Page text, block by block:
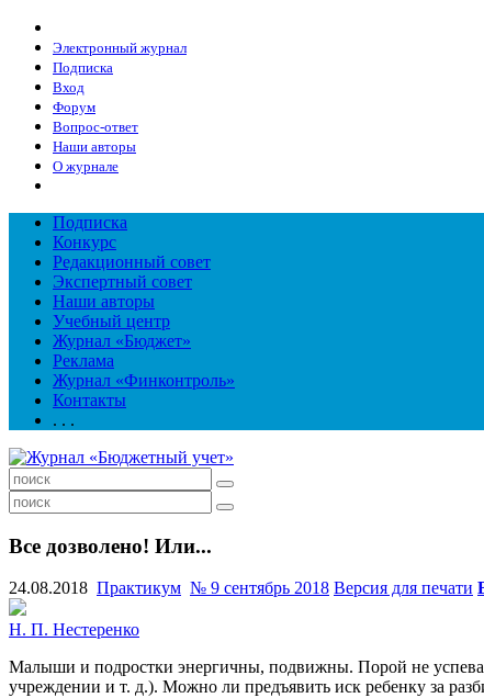
Электронный журнал
Подписка
Вход
Форум
Вопрос-ответ
Наши авторы
О журнале
Подписка
Конкурс
Редакционный совет
Экспертный совет
Наши авторы
Учебный центр
Журнал «Бюджет»
Реклама
Журнал «Финконтроль»
Контакты
. . .
Все дозволено! Или...
24.08.2018 Практикум № 9 сентябрь 2018 Версия для печати
Н. П. Нестеренко
Малыши и подростки энергичны, подвижны. Порой не
учреждении и т. д.). Можно ли предъявить иск ребенку за